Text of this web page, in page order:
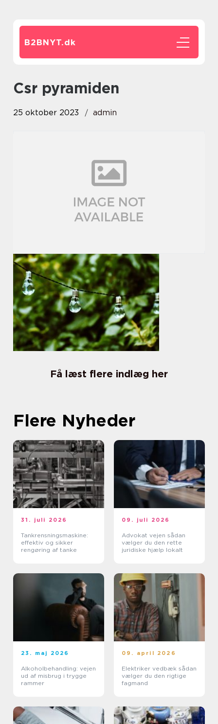
B2BNYT.dk
csr pyramiden
25 oktober 2023 admin
Få læst flere indlæg her
Flere Nyheder
31. juli 2026
Tankrensningsmaskine:
effektiv og sikker
rengøring af tanke
09. juli 2026
Advokat vejen sådan
vælger du den rette
juridiske hjælp lokalt
23. maj 2026
Alkoholbehandling: vejen
ud af misbrug i trygge
rammer
09. april 2026
Elektriker vedbæk sådan
vælger du den rigtige
fagmand